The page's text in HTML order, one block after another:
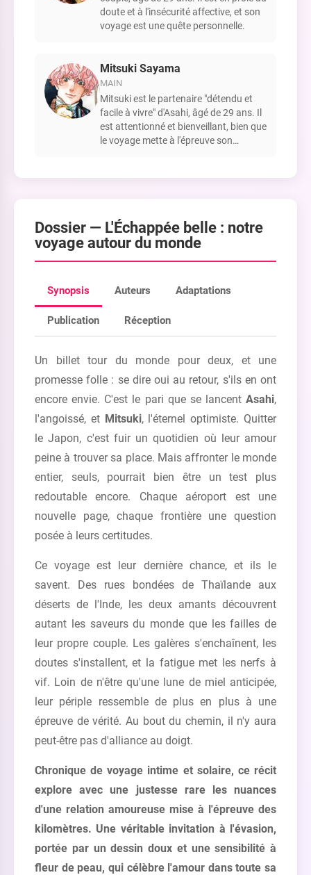
doute et à l'insécurité affective, et son
voyage est une quête personnelle.
Mitsuki Sayama
MAIN
Mitsuki est le partenaire "détendu et
facile à vivre" d'Asahi, âgé de 29 ans. Il
est attentionné et bienveillant, bien que
le voyage mette à l'épreuve son
Dossier — L'Échappée belle : notre
voyage autour du monde
Synopsis Auteurs Adaptations
Publication Réception
Un billet tour du monde pour deux, et une
promesse folle : se dire oui au retour, s'ils en ont
encore envie. C'est le pari que se lancent Asahi,
l'angoissé, et Mitsuki, l'éternel optimiste. Quitter
le Japon, c'est fuir un quotidien où leur amour
peine à trouver sa place. Mais affronter le monde
entier, seuls, pourrait bien être un test plus
redoutable encore. Chaque aéroport est une
nouvelle page, chaque frontière une question
posée à leurs certitudes.
Ce voyage est leur dernière chance, et ils le
savent. Des rues bondées de Thaïlande aux
déserts de l'Inde, les deux amants découvrent
autant les saveurs du monde que les failles de
leur propre couple. Les galères s'enchaînent, les
doutes s'installent, et la fatigue met les nerfs à
vif. Loin de n'être qu'une lune de miel anticipée,
leur périple ressemble de plus en plus à une
épreuve de vérité. Au bout du chemin, il n'y aura
peut-être pas d'alliance au doigt.
Chronique de voyage intime et solaire, ce récit
explore avec une justesse rare les nuances
d'une relation amoureuse mise à l'épreuve des
kilomètres. Une véritable invitation à l'évasion,
portée par un dessin doux et une sensibilité à
fleur de peau, qui célèbre l'amour dans toute sa